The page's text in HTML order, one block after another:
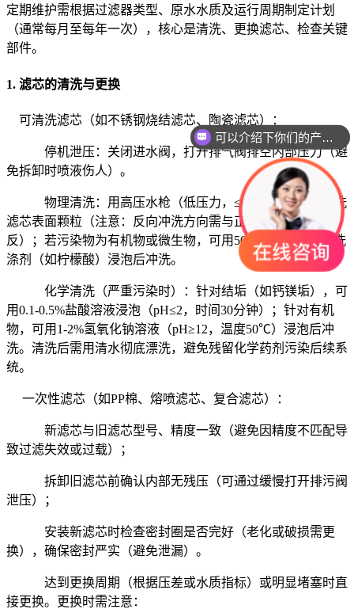
定期维护需根据过滤器类型、原水水质及运行周期制定计划
（通常每月至每年一次），核心是清洗、更换滤芯、检查关键
部件。
1. 滤芯的清洗与更换
可清洗滤芯（如不锈钢烧结滤芯、陶瓷滤芯）：
停机泄压：关闭进水阀，打开排气阀排空内部压力（避
免拆卸时喷液伤人）。
物理清洗：用高压水枪（低压力，≤0.3 MPa）反向冲洗
滤芯表面颗粒（注意：反向冲洗方向需与正常过滤方向相
反）；若污染物为有机物或微生物，可用50-60℃温水+中性洗
涤剂（如柠檬酸）浸泡后冲洗。
化学清洗（严重污染时）：针对结垢（如钙镁垢），可
用0.1-0.5%盐酸溶液浸泡（pH≤2，时间30分钟）；针对有机
物，可用1-2%氢氧化钠溶液（pH≥12，温度50℃）浸泡后冲
洗。清洗后需用清水彻底漂洗，避免残留化学药剂污染后续系
统。
一次性滤芯（如PP棉、熔喷滤芯、复合滤芯）：
新滤芯与旧滤芯型号、精度一致（避免因精度不匹配导
致过滤失效或过载）；
拆卸旧滤芯前确认内部无残压（可通过缓慢打开排污阀
泄压）；
安装新滤芯时检查密封圈是否完好（老化或破损需更
换），确保密封严实（避免泄漏）。
达到更换周期（根据压差或水质指标）或明显堵塞时直
接更换。更换时需注意：
可以介绍下你们的产品么